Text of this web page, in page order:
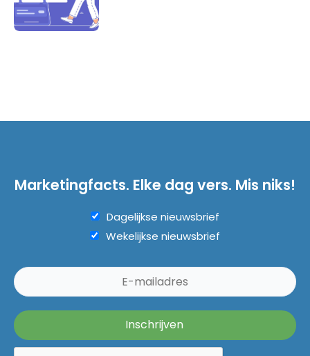
Marketingfacts. Elke dag vers. Mis niks!
Dagelijkse nieuwsbrief
Wekelijkse nieuwsbrief